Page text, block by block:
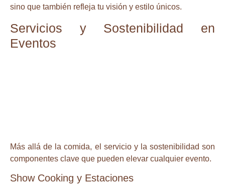
sino que también refleja tu visión y estilo únicos.
Servicios y Sostenibilidad en
Eventos
Más allá de la comida, el servicio y la sostenibilidad son
componentes clave que pueden elevar cualquier evento.
Show Cooking y Estaciones